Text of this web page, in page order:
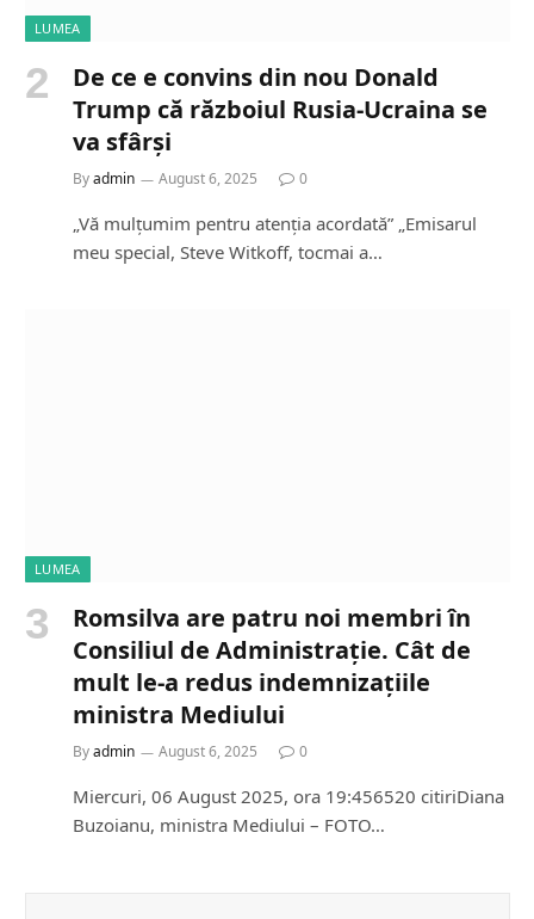
LUMEA
De ce e convins din nou Donald
Trump că războiul Rusia-Ucraina se
va sfârși
Byadmin August 6, 2025 0
„Vă mulțumim pentru atenția acordată” „Emisarul
meu special, Steve Witkoff, tocmai a…
LUMEA
Romsilva are patru noi membri în
Consiliul de Administrație. Cât de
mult le-a redus indemnizațiile
ministra Mediului
Byadmin August 6, 2025 0
Miercuri, 06 August 2025, ora 19:456520 citiriDiana
Buzoianu, ministra Mediului – FOTO…